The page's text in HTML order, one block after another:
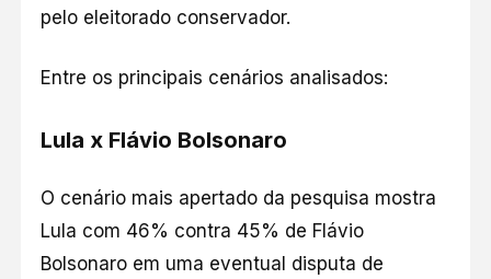
pelo eleitorado conservador.
Entre os principais cenários analisados:
Lula x Flávio Bolsonaro
O cenário mais apertado da pesquisa mostra
Lula com 46% contra 45% de Flávio
Bolsonaro em uma eventual disputa de